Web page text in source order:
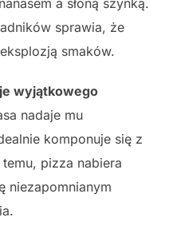
sprawia, że
smaków.
wyjątkowego
nadaje mu
komponuje się z
pizza nabiera
niezapomnianym